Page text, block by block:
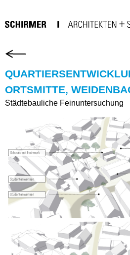
ORTSMITTE,
Städtebauliche Feinuntersuchung